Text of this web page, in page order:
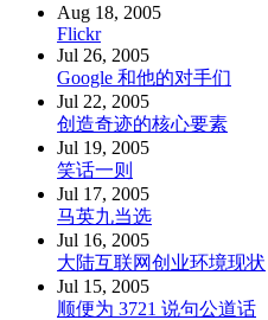
Aug 18, 2005
Flickr
Jul 26, 2005
Google 和他的对手们
Jul 22, 2005
创造奇迹的核心要素
Jul 19, 2005
笑话一则
Jul 17, 2005
马英九当选
Jul 16, 2005
大陆互联网创业环境现状
Jul 15, 2005
顺便为 3721 说句公道话